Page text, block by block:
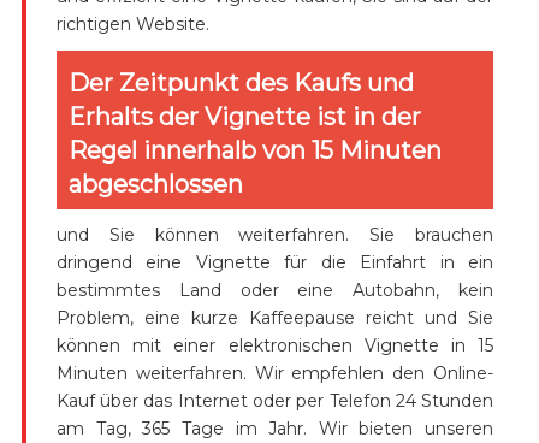
richtigen Website.
Der Zeitpunkt des Kaufs und
Erhalts der Vignette ist in der
Regel innerhalb von 15 Minuten
abgeschlossen
und Sie können weiterfahren. Sie brauchen
dringend eine Vignette für die Einfahrt in ein
bestimmtes Land oder eine Autobahn, kein
Problem, eine kurze Kaffeepause reicht und Sie
können mit einer elektronischen Vignette in 15
Minuten weiterfahren. Wir empfehlen den Online-
Kauf über das Internet oder per Telefon 24 Stunden
am Tag, 365 Tage im Jahr. Wir bieten unseren